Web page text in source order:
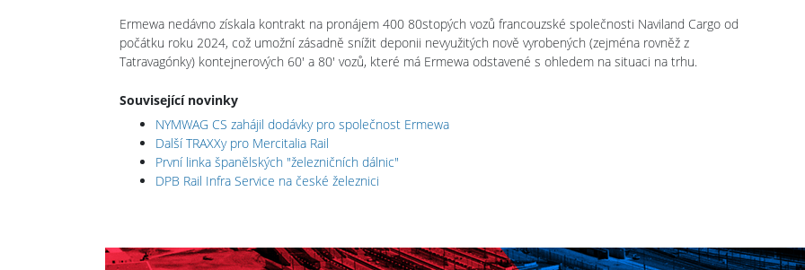
Ermewa nedávno získala kontrakt na pronájem 400 80stopých vozů francouzské společnosti Naviland Cargo od
počátku roku 2024, což umožní zásadně snížit deponii nevyužitých nově vyrobených (zejména rovněž z
Tatravagónky) kontejnerových 60' a 80' vozů, které má Ermewa odstavené s ohledem na situaci na trhu.
Související novinky
NYMWAG CS zahájil dodávky pro společnost Ermewa
Další TRAXXy pro Mercitalia Rail
První linka španělských "železničních dálnic"
DPB Rail Infra Service na české železnici